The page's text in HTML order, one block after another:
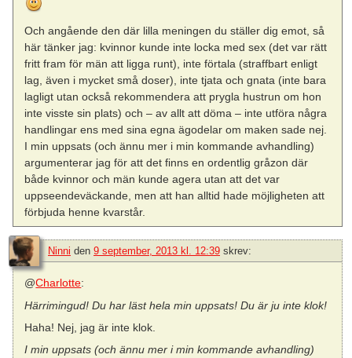
Och angående den där lilla meningen du ställer dig emot, så
här tänker jag: kvinnor kunde inte locka med sex (det var rätt
fritt fram för män att ligga runt), inte förtala (straffbart enligt
lag, även i mycket små doser), inte tjata och gnata (inte bara
lagligt utan också rekommendera att prygla hustrun om hon
inte visste sin plats) och – av allt att döma – inte utföra några
handlingar ens med sina egna ägodelar om maken sade nej.
I min uppsats (och ännu mer i min kommande avhandling)
argumenterar jag för att det finns en ordentlig gråzon där
både kvinnor och män kunde agera utan att det var
uppseendeväckande, men att han alltid hade möjligheten att
förbjuda henne kvarstår.
Ninni den 9 september, 2013 kl. 12:39 skrev:
@Charlotte:
Härrimingud! Du har läst hela min uppsats! Du är ju inte klok!
Haha! Nej, jag är inte klok.
I min uppsats (och ännu mer i min kommande avhandling)